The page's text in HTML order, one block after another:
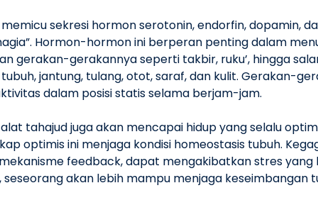
sekresi hormon serotonin, endorfin, dopamin,
Hormon-hormon ini berperan penting dalam
gerakan-gerakannya seperti takbir, ruku’, hingga
jantung, tulang, otot, saraf, dan kulit. Gerakan-
dalam posisi statis selama berjam-jam.
tahajud juga akan mencapai hidup yang selalu
optimis ini menjaga kondisi homeostasis tubuh.
feedback, dapat mengakibatkan stres yang
akan lebih mampu menjaga keseimbangan